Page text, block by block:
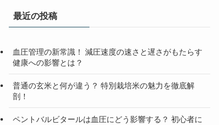
最近の投稿
血圧管理の新常識！ 減圧速度の速さと遅さがもたらす
健康への影響とは？
普通の玄米と何が違う？ 特別栽培米の魅力を徹底解
剖！
ペントバルビタールは血圧にどう影響する？ 初心者に